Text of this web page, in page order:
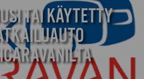
TAI KÄYTETTY